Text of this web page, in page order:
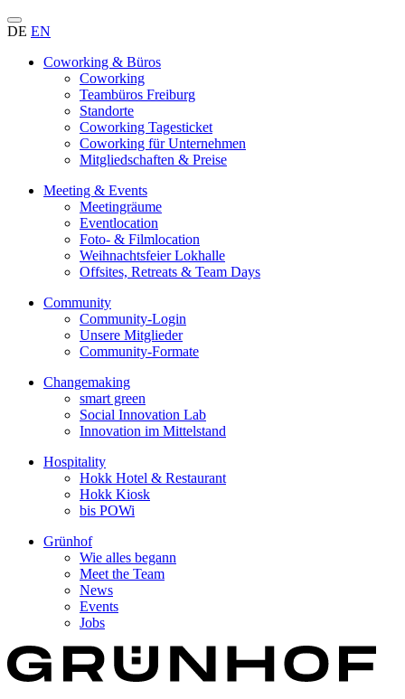
DE EN
Coworking & Büros
Coworking
Teambüros Freiburg
Standorte
Coworking Tagesticket
Coworking für Unternehmen
Mitgliedschaften & Preise
Meeting & Events
Meetingräume
Eventlocation
Foto- & Filmlocation
Weihnachtsfeier Lokhalle
Offsites, Retreats & Team Days
Community
Community-Login
Unsere Mitglieder
Community-Formate
Changemaking
smart green
Social Innovation Lab
Innovation im Mittelstand
Hospitality
Hokk Hotel & Restaurant
Hokk Kiosk
bis POWi
Grünhof
Wie alles begann
Meet the Team
News
Events
Jobs